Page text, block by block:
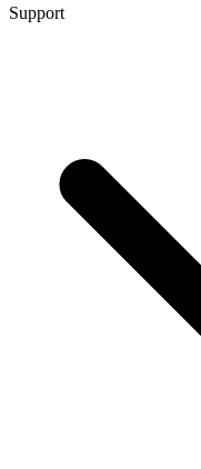
Support